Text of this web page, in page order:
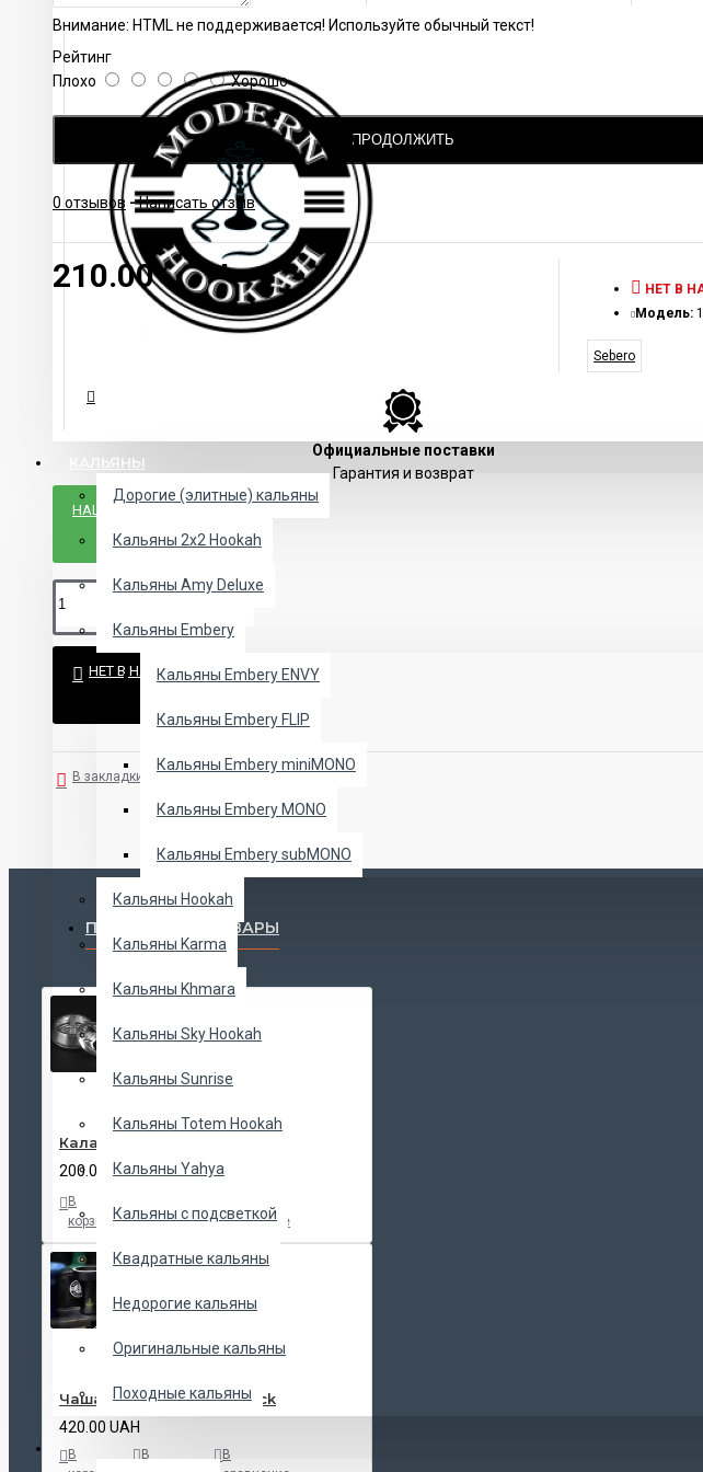
КАЛЬЯНЫ
Дорогие (элитные) кальяны
Кальяны 2х2 Hookah
Кальяны Amy Deluxe
Кальяны Embery
Кальяны Embery ENVY
Кальяны Embery FLIP
Кальяны Embery miniMONO
Кальяны Embery MONO
Кальяны Embery subMONO
Кальяны Hookah
Кальяны Karma
Кальяны Khmara
Кальяны Sky Hookah
Кальяны Sunrise
Кальяны Totem Hookah
Кальяны Yahya
Кальяны с подсветкой
Квадратные кальяны
Недорогие кальяны
Оригинальные кальяны
Походные кальяны
ЧАШИ
Внимание: HTML не поддерживается! Используйте обычный текст!
Рейтинг
Плохо
Хорошо
ПРОДОЛЖИТЬ
0 отзывов -Написать отзыв
210.00 UAH
НЕТ В
Модель:
Sebero
Официальные поставки
Гарантия и возврат
НАШЛИ ДЕШЕВЛЕ?
НЕТ В НАЛИЧИИ
В закладки В сравнение
ПОПУЛЯРНЫЕ ТОВАРЫ
Калауд Kaloud Lotus
200.00 UAH
В
корзину
закладки
сравнение
Чаша Tactical Killer H Black
420.00 UAH
В
В
В